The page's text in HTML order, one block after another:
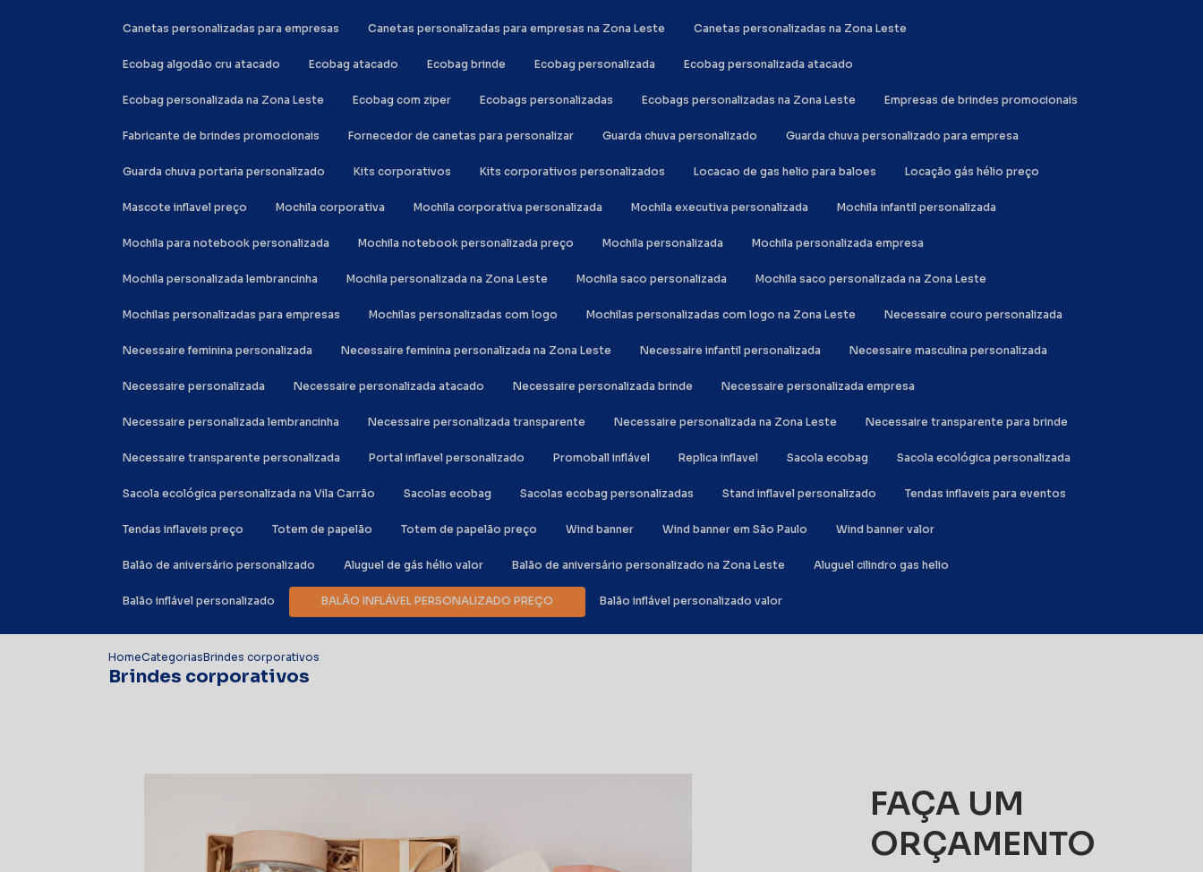
Aluguel cilindro gas helio
Aluguel de gás hélio valor
Balão de aniversário personalizado Balão de aniversário personalizado na Zona Leste
Balão inflável personalizado BALÃO INFLÁVEL PERSONALIZADO PREÇO Balão inflável personalizado valor
Canetas personalizadas para empresas Canetas personalizadas para empresas na Zona Leste Canetas personalizadas na Zona Leste
Ecobag algodão cru atacado Ecobag atacado Ecobag brinde Ecobag personalizada Ecobag personalizada atacado
Ecobag personalizada na Zona Leste Ecobag com ziper Ecobags personalizadas Ecobags personalizadas na Zona Leste Empresas de brindes promocionais
Fabricante de brindes promocionais Fornecedor de canetas para personalizar Guarda chuva personalizado Guarda chuva personalizado para empresa
Guarda chuva portaria personalizado Kits corporativos Kits corporativos personalizados Locacao de gas helio para baloes Locação gás hélio preço
Mascote inflavel preço Mochila corporativa Mochila corporativa personalizada Mochila executiva personalizada Mochila infantil personalizada
Mochila para notebook personalizada Mochila notebook personalizada preço Mochila personalizada Mochila personalizada empresa
Mochila personalizada lembrancinha Mochila personalizada na Zona Leste Mochila saco personalizada Mochila saco personalizada na Zona Leste
Mochilas personalizadas para empresas Mochilas personalizadas com logo Mochilas personalizadas com logo na Zona Leste Necessaire couro personalizada
Necessaire feminina personalizada Necessaire feminina personalizada na Zona Leste Necessaire infantil personalizada Necessaire masculina personalizada
Necessaire personalizada Necessaire personalizada atacado Necessaire personalizada brinde Necessaire personalizada empresa
Necessaire personalizada lembrancinha Necessaire personalizada transparente Necessaire personalizada na Zona Leste Necessaire transparente para brinde
Necessaire transparente personalizada Portal inflavel personalizado Promoball inflável Replica inflavel Sacola ecobag Sacola ecológica personalizada
Sacola ecológica personalizada na Vila Carrão Sacolas ecobag Sacolas ecobag personalizadas Stand inflavel personalizado Tendas inflaveis para eventos
Tendas inflaveis preço Totem de papelão Totem de papelão preço Wind banner Wind banner em São Paulo Wind banner valor
HomeCategoriasBrindes corporativos
Brindes corporativos
FAÇA UM
ORÇAMENTO